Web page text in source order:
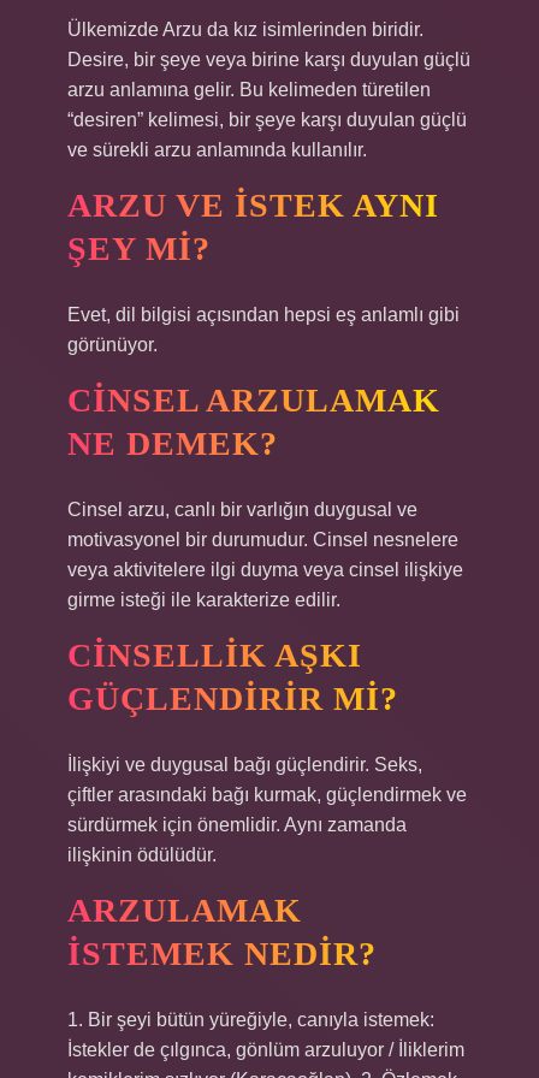
Ülkemizde Arzu da kız isimlerinden biridir.
Desire, bir şeye veya birine karşı duyulan güçlü
arzu anlamına gelir. Bu kelimeden türetilen
“desiren” kelimesi, bir şeye karşı duyulan güçlü
ve sürekli arzu anlamında kullanılır.
ARZU VE ISTEK AYNI
ŞEY MI?
Evet, dil bilgisi açısından hepsi eş anlamlı gibi
görünüyor.
CINSEL ARZULAMAK
NE DEMEK?
Cinsel arzu, canlı bir varlığın duygusal ve
motivasyonel bir durumudur. Cinsel nesnelere
veya aktivitelere ilgi duyma veya cinsel ilişkiye
girme isteği ile karakterize edilir.
CINSELLIK AŞKI
GÜÇLENDIRIR MI?
İlişkiyi ve duygusal bağı güçlendirir. Seks,
çiftler arasındaki bağı kurmak, güçlendirmek ve
sürdürmek için önemlidir. Aynı zamanda
ilişkinin ödülüdür.
ARZULAMAK
ISTEMEK NEDIR?
1. Bir şeyi bütün yüreğiyle, canıyla istemek:
İstekler de çılgınca, gönlüm arzuluyor / İliklerim